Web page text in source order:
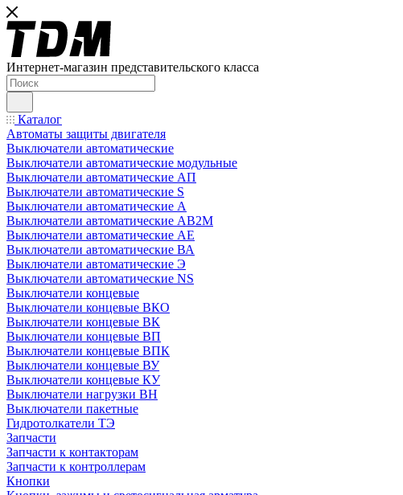
Интернет-магазин представительского класса
Каталог
Автоматы защиты двигателя
Выключатели автоматические
Выключатели автоматические модульные
Выключатели автоматические АП
Выключатели автоматические S
Выключатели автоматические А
Выключатели автоматические АВ2М
Выключатели автоматические АЕ
Выключатели автоматические ВА
Выключатели автоматические Э
Выключатели автоматические NS
Выключатели концевые
Выключатели концевые ВКО
Выключатели концевые ВК
Выключатели концевые ВП
Выключатели концевые ВПК
Выключатели концевые ВУ
Выключатели концевые КУ
Выключатели нагрузки ВН
Выключатели пакетные
Гидротолкатели ТЭ
Запчасти
Запчасти к контакторам
Запчасти к контроллерам
Кнопки